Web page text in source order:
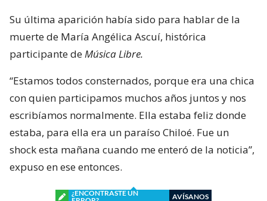
Su última aparición había sido para hablar de la
muerte de María Angélica Ascuí, histórica
participante deMúsica Libre.
“Estamos todos consternados, porque era una chica
con quien participamos muchos años juntos y nos
escribíamos normalmente. Ella estaba feliz donde
estaba, para ella era un paraíso Chiloé. Fue un
shock esta mañana cuando me enteró de la noticia”,
expuso en ese entonces.
¿ENCONTRASTE UN
AVÍSANOS